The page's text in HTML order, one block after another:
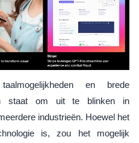
en brede
staat om uit te blinken in
industrieën. Hoewel het
is, zou het mogelijk